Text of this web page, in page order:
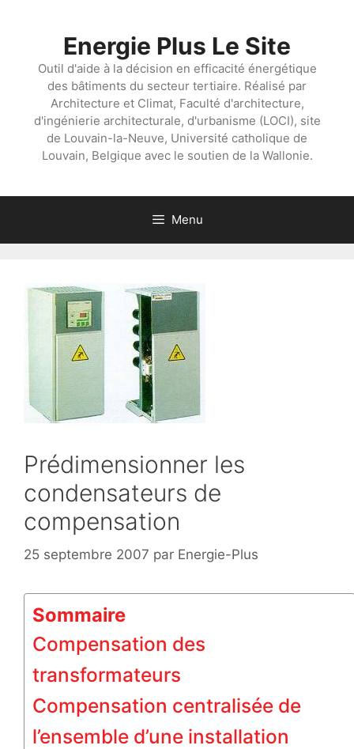
Energie Plus Le Site
Outil d'aide à la décision en efficacité énergétique
des bâtiments du secteur tertiaire. Réalisé par
Architecture et Climat, Faculté d'architecture,
d'ingénierie architecturale, d'urbanisme (LOCI), site
de Louvain-la-Neuve, Université catholique de
Louvain, Belgique avec le soutien de la Wallonie.
Menu
Prédimensionner les
condensateurs de
compensation
25 septembre 2007 par Energie-Plus
Sommaire
Compensation des
transformateurs
Compensation centralisée de
l’ensemble d’une installation